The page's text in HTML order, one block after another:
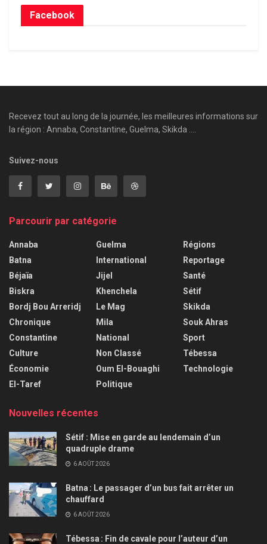
Facebook
Recevez tout au long de la journée, les meilleures informations sur
la région : Annaba, Constantine, Guelma, Skikda ....
Suivez-nous
Parcourir par catégorie
Annaba
Batna
Béjaïa
Biskra
Bordj Bou Arreridj
Chronique
Constantine
Culture
Économie
El-Taref
Guelma
International
Jijel
Khenchela
Le Mag
Mila
National
Non Classé
Oum El-Bouaghi
Politique
Régions
Reportage
Santé
Sétif
Skikda
Souk Ahras
Sport
Tébessa
Technologie
Nouvelles récentes
Sétif : Mise en garde au lendemain d’un
quadruple drame
6 AOÛT 2026
Batna : Le passager d’un bus fait arrêter un
chauffard
6 AOÛT 2026
Tébessa : Fin de cavale pour l’auteur d’un